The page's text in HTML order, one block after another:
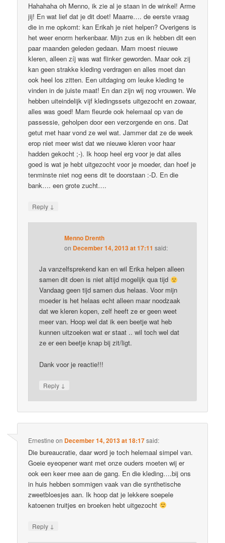
Hahahaha oh Menno, ik zie al je staan in de winkel! Arme
jij! En wat lief dat je dit doet! Maarre…. de eerste vraag
die in me opkomt: kan Erikah je niet helpen? Overigens is
het weer enorm herkenbaar. Mijn zus en ik hebben dit een
paar maanden geleden gedaan. Mam moest nieuwe
kleren, alleen zíj was wat flinker geworden. Maar ook zij
kan geen strakke kleding verdragen en alles moet dan
ook heel los zitten. Een uitdaging om leuke kleding te
vinden in de juiste maat! En dan zijn wij nog vrouwen. We
hebben uiteindelijk vijf kledingssets uitgezocht en zowaar,
alles was goed! Mam fleurde ook helemaal op van de
passessie, geholpen door een verzorgende en ons. Dat
getut met haar vond ze wel wat. Jammer dat ze de week
erop niet meer wist dat we nieuwe kleren voor haar
hadden gekocht ;-). Ik hoop heel erg voor je dat alles
goed is wat je hebt uitgezocht voor je moeder, dan hoef je
tenminste niet nog eens dit te doorstaan :-D. En die
bank…. een grote zucht….
Reply ↓
Menno Drenth
on December 14, 2013 at 17:11 said:
Ja vanzelfsprekend kan en wil Erika helpen alleen
samen dit doen is niet altijd mogelijk qua tijd
Vandaag geen tijd samen dus helaas. Voor mijn
moeder is het helaas echt alleen maar noodzaak
dat we kleren kopen, zelf heeft ze er geen weet
meer van. Hoop wel dat ik een beetje wat heb
kunnen uitzoeken wat er staat .. wil toch wel dat
ze er een beetje knap bij zit/ligt.
Dank voor je reactie!!!
Reply ↓
Ernestine on December 14, 2013 at 18:17said:
Die bureaucratie, daar word je toch helemaal simpel van.
Goeie eyeopener want met onze ouders moeten wij er
ook een keer mee aan de gang. En die kleding….bij ons
in huis hebben sommigen vaak van die synthetische
zweetbloesjes aan. Ik hoop dat je lekkere soepele
katoenen truitjes en broeken hebt uitgezocht
Reply ↓